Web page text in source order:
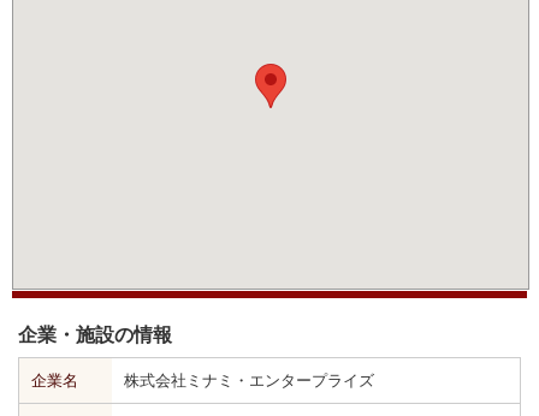
企業・施設の情報
企業名 株式会社ミナミ・エンタープライズ